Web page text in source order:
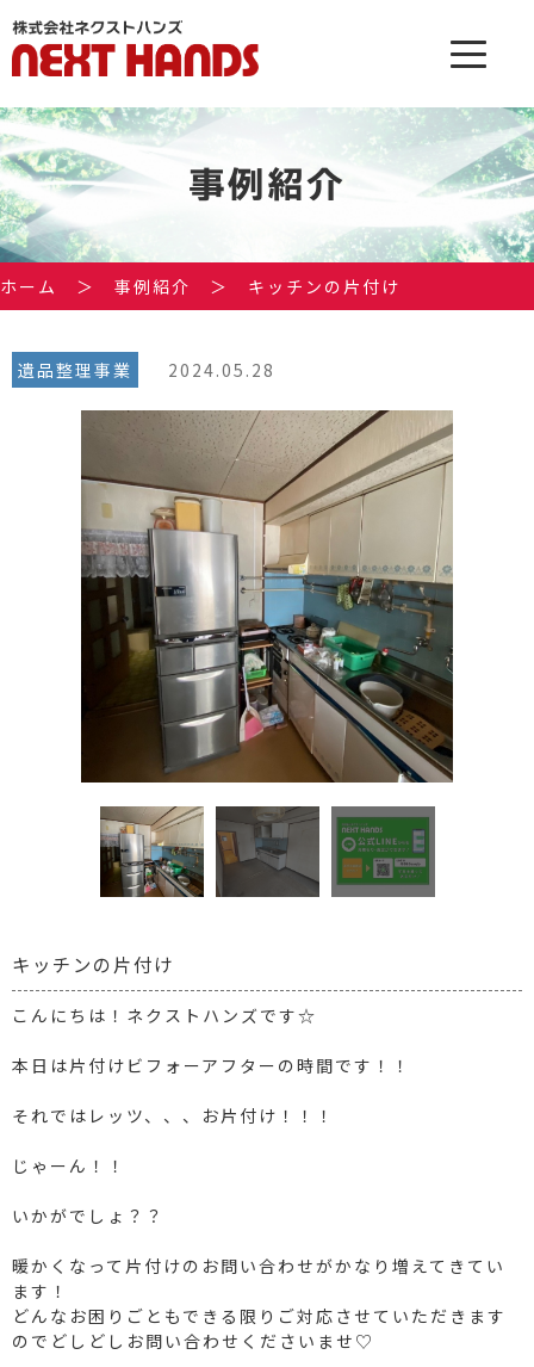
事例紹介
ホーム ＞ 事例紹介 ＞ キッチンの片付け
遺品整理事業 2024.05.28
キッチンの片付け
こんにちは！ネクストハンズです☆
本日は片付けビフォーアフターの時間です！！
それではレッツ、、、お片付け！！！
じゃーん！！
いかがでしょ？？
暖かくなって片付けのお問い合わせがかなり増えてきてい
ます！
どんなお困りごともできる限りご対応させていただきます
のでどしどしお問い合わせくださいませ♡